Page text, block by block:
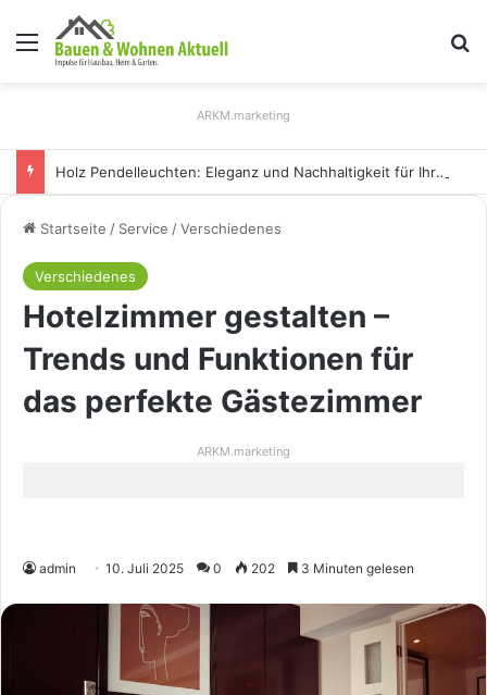
Menü
ARKM.marketing
Holz Pendelleuchten: Eleganz und Nachhaltigkeit für Ihr Zuhause
Startseite / Service /Verschiedenes
Verschiedenes
Hotelzimmer gestalten –
Trends und Funktionen für
das perfekte Gästezimmer
ARKM.marketing
admin 10. Juli 2025 0 202 3 Minuten gelesen